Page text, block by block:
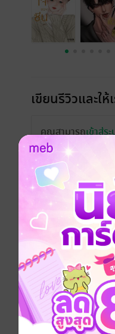
เขียนรีวิวและให้
คุณสามารถเข้าสู่ร
รีวิวทั้งหมด
เห็นคุณไรต์บอกว่าเ
สำหรับเรา เราว่าดี
อ่านแล้วงง แต่เราไ
ตั้งแต่ต้นจนจบ
0